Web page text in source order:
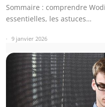
Sommaire : comprendre
essentielles, les astuces…
9 janvier 2026